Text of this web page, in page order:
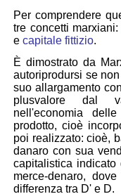
Per comprendere
tre concetti marxiani:
e capitale fittizio.
È dimostrato da
autoriprodursi se
suo allargamento
plusvalore dal
nell'economia
prodotto, cioè
poi realizzato: cioè,
danaro con sua
capitalistica indicato
merce-denaro,
differenza tra D' e D.